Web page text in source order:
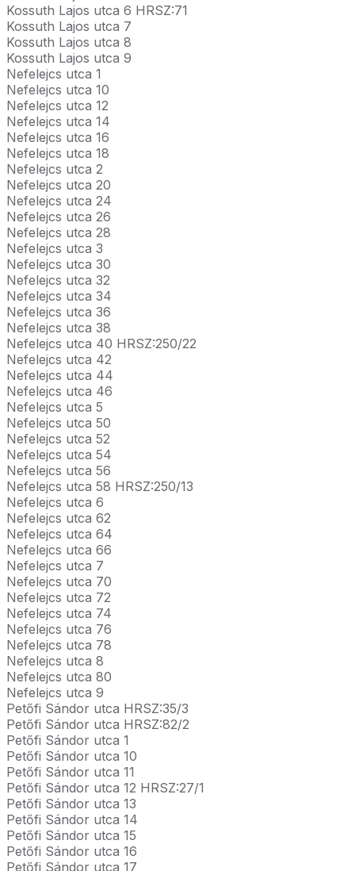
Kossuth Lajos utca 6 HRSZ:71
Kossuth Lajos utca 7
Kossuth Lajos utca 8
Kossuth Lajos utca 9
Nefelejcs utca 1
Nefelejcs utca 10
Nefelejcs utca 12
Nefelejcs utca 14
Nefelejcs utca 16
Nefelejcs utca 18
Nefelejcs utca 2
Nefelejcs utca 20
Nefelejcs utca 24
Nefelejcs utca 26
Nefelejcs utca 28
Nefelejcs utca 3
Nefelejcs utca 30
Nefelejcs utca 32
Nefelejcs utca 34
Nefelejcs utca 36
Nefelejcs utca 38
Nefelejcs utca 40 HRSZ:250/22
Nefelejcs utca 42
Nefelejcs utca 44
Nefelejcs utca 46
Nefelejcs utca 5
Nefelejcs utca 50
Nefelejcs utca 52
Nefelejcs utca 54
Nefelejcs utca 56
Nefelejcs utca 58 HRSZ:250/13
Nefelejcs utca 6
Nefelejcs utca 62
Nefelejcs utca 64
Nefelejcs utca 66
Nefelejcs utca 7
Nefelejcs utca 70
Nefelejcs utca 72
Nefelejcs utca 74
Nefelejcs utca 76
Nefelejcs utca 78
Nefelejcs utca 8
Nefelejcs utca 80
Nefelejcs utca 9
Petőfi Sándor utca HRSZ:35/3
Petőfi Sándor utca HRSZ:82/2
Petőfi Sándor utca 1
Petőfi Sándor utca 10
Petőfi Sándor utca 11
Petőfi Sándor utca 12 HRSZ:27/1
Petőfi Sándor utca 13
Petőfi Sándor utca 14
Petőfi Sándor utca 15
Petőfi Sándor utca 16
Petőfi Sándor utca 17